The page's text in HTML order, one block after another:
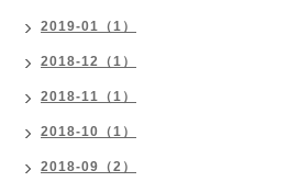
2019-01（1）
2018-12（1）
2018-11（1）
2018-10（1）
2018-09（2）